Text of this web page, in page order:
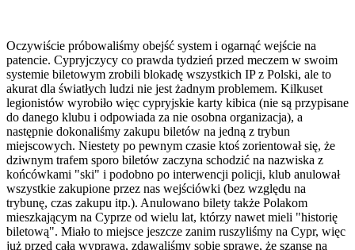
Oczywiście próbowaliśmy obejść system i ogarnąć wejście na
patencie. Cypryjczycy co prawda tydzień przed meczem w swoim
systemie biletowym zrobili blokadę wszystkich IP z Polski, ale to
akurat dla światłych ludzi nie jest żadnym problemem. Kilkuset
legionistów wyrobiło więc cypryjskie karty kibica (nie są przypisane
do danego klubu i odpowiada za nie osobna organizacja), a
następnie dokonaliśmy zakupu biletów na jedną z trybun
miejscowych. Niestety po pewnym czasie ktoś zorientował się, że
dziwnym trafem sporo biletów zaczyna schodzić na nazwiska z
końcówkami "ski" i podobno po interwencji policji, klub anulował
wszystkie zakupione przez nas wejściówki (bez względu na
trybunę, czas zakupu itp.). Anulowano bilety także Polakom
mieszkającym na Cyprze od wielu lat, którzy nawet mieli "historię
biletową". Miało to miejsce jeszcze zanim ruszyliśmy na Cypr, więc
już przed całą wyprawą, zdawaliśmy sobie sprawę, że szanse na